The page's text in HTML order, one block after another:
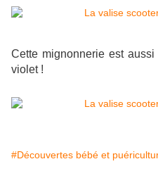
Cette mignonnerie est
violet !
#Découvertes bébé et